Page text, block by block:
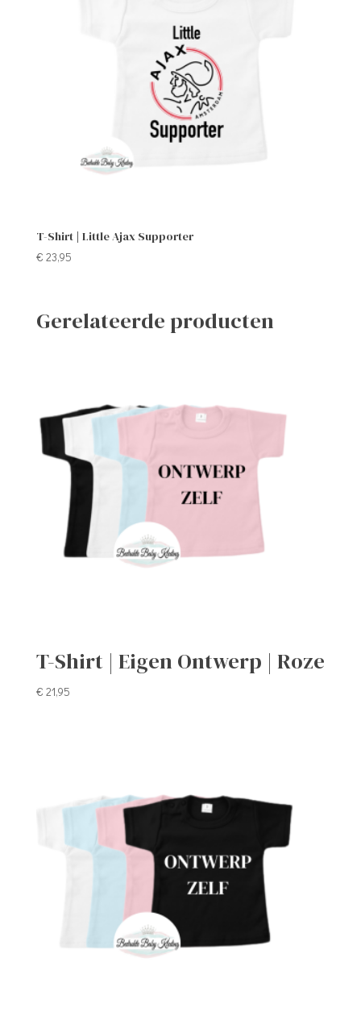
T-Shirt | Little Ajax Supporter
€ 23,95
Gerelateerde producten
T-Shirt | Eigen Ontwerp | Roze
€ 21,95